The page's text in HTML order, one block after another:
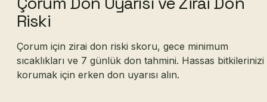
Riski
Çorum için zirai don riski skoru, gece minimum
sıcaklıkları ve 7 günlük don tahmini. Hassas bitkilerinizi
korumak için erken don uyarısı alın.